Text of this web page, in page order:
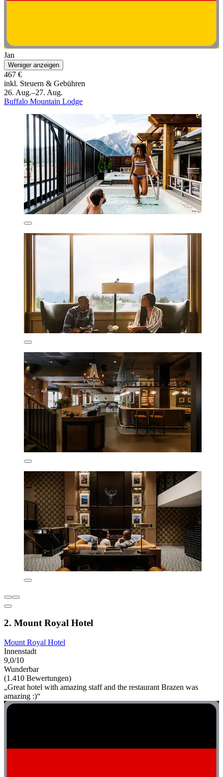
Jan
Weniger anzeigen
467 €
inkl. Steuern & Gebühren
26. Aug.–27. Aug.
Buffalo Mountain Lodge
2. Mount Royal Hotel
Mount Royal Hotel
Innenstadt
9,0/10
Wunderbar
(1.410 Bewertungen)
„Great hotel with amazing staff and the restaurant Brazen was
amazing :)“